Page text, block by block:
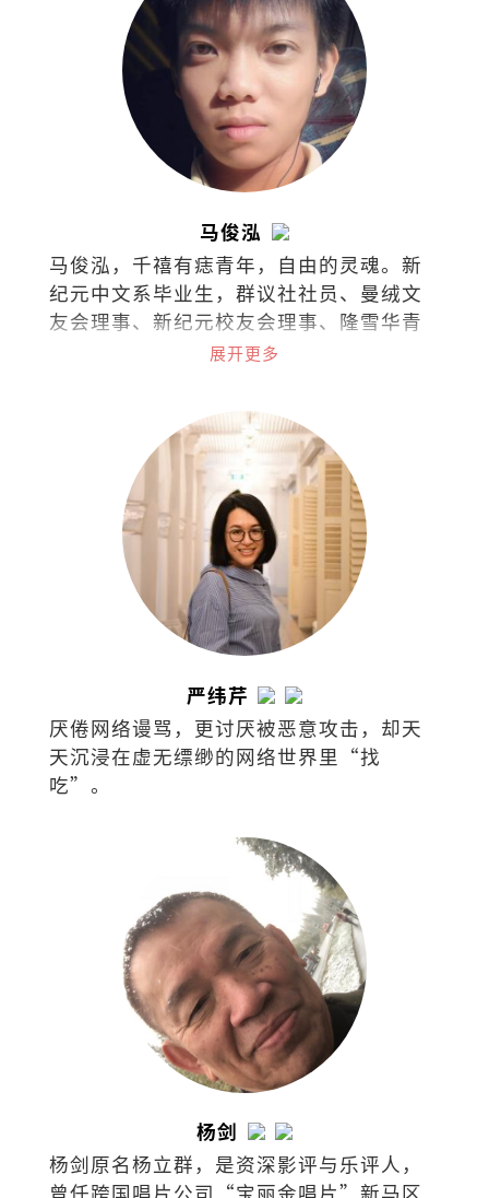
马俊泓
马俊泓，千禧有痣青年，自由的灵魂。新
纪元中文系毕业生，群议社社员、曼绒文
友会理事、新纪元校友会理事、隆雪华青
展开更多
严纬芹
厌倦网络谩骂，更讨厌被恶意攻击，却天
天沉浸在虚无缥缈的网络世界里“找
吃”。
杨剑
杨剑原名杨立群，是资深影评与乐评人，
曾任跨国唱片公司“宝丽金唱片”新马区